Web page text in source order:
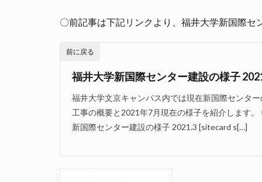
〇前記事は下記リンクより、福井大学新国際セ
前に戻る
福井大学新国際センター建設の様子
福井大学文京キャンパス内では現在新国際センタ
工事の概要と2021年7月現在の様子を紹介します
新国際センター建設の様子 2021.3 [sitecard s[…]